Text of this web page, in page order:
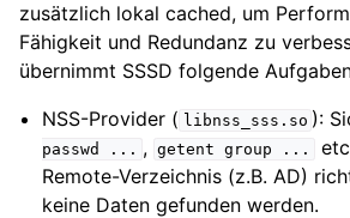
zusätzlich lokal cached, um
Fähigkeit und Redundanz zu
übernimmt SSSD folgende
NSS-Provider ( libnss_sss.so ):
passwd
... , getent group ...
Remote-Verzeichnis (z.B. AD)
keine Daten gefunden werden.